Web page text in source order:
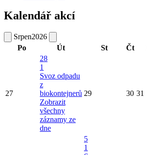
Kalendář akcí
Srpen2026
Po
Út St Čt
27
28
1
Svoz odpadu
z
biokontejnerů
Zobrazit
všechny
záznamy ze
dne
29 30 31
5
1